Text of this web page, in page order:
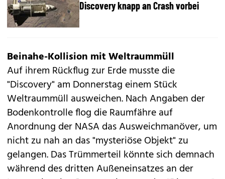
Discovery knapp an Crash vorbei
Beinahe-Kollision mit Weltraummüll
Auf ihrem Rückflug zur Erde musste die
"Discovery" am Donnerstag einem Stück
Weltraummüll ausweichen. Nach Angaben der
Bodenkontrolle flog die Raumfähre auf
Anordnung der NASA das Ausweichmanöver, um
nicht zu nah an das "mysteriöse Objekt" zu
gelangen. Das Trümmerteil könnte sich demnach
während des dritten Außeneinsatzes an der